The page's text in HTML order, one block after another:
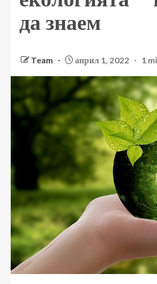
да знаем
Team април 1, 2022 1